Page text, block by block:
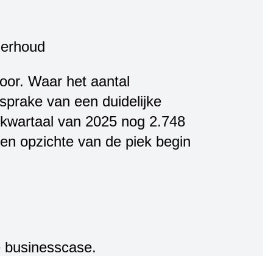
Waar het aantal
van een duidelijke
van 2025 nog 2.748
opzichte van de piek begin